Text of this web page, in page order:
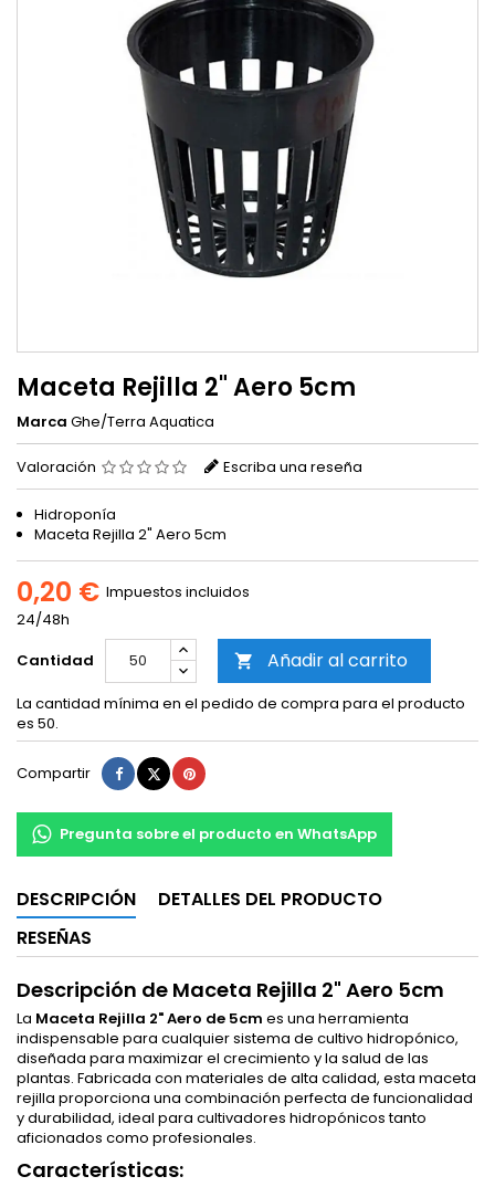
Maceta Rejilla 2" Aero 5cm
Marca Ghe/Terra Aquatica
Valoración Escriba una reseña
Hidroponía
Maceta Rejilla 2" Aero 5cm
0,20 € Impuestos incluidos
24/48h
Cantidad
 Añadir al carrito
La cantidad mínima en el pedido de compra para el producto
es 50.
Compartir Compartir
TuitearPinterest
Pregunta sobre el producto en WhatsApp
DESCRIPCIÓN
DETALLES DEL PRODUCTO
RESEÑAS
Descripción de Maceta Rejilla 2" Aero 5cm
La Maceta Rejilla 2" Aero de 5cm es una herramienta
indispensable para cualquier sistema de cultivo hidropónico,
diseñada para maximizar el crecimiento y la salud de las
plantas. Fabricada con materiales de alta calidad, esta maceta
rejilla proporciona una combinación perfecta de funcionalidad
y durabilidad, ideal para cultivadores hidropónicos tanto
aficionados como profesionales.
Características: